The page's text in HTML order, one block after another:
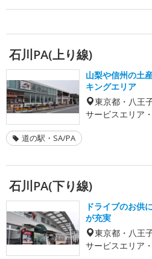
石川PA(上り線)
山梨や信州の土
キングエリア
東京都・八王
サービスエリア
道の駅・SA/PA
石川PA(下り線)
ドライブのお供
が充実
東京都・八王
サービスエリア